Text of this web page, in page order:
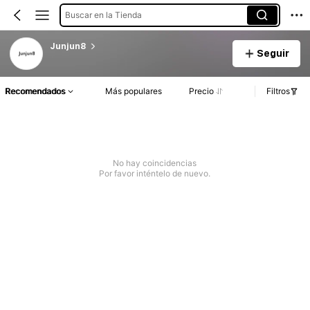
Buscar en la Tienda
Junjun8
Seguir
Recomendados Más populares Precio Filtros
No hay coincidencias
Por favor inténtelo de nuevo.